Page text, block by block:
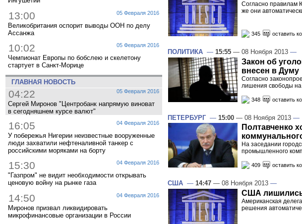
05 Февраля 2016
13:00
Великобритания оспорит выводы ООН по делу
Ассанжа
05 Февраля 2016
10:02
Чемпионат Европы по бобслею и скелетону
стартует в Санкт-Морице
ГЛАВНАЯ НОВОСТЬ
05 Февраля 2016
04:22
Сергей Миронов "Центробанк напрямую виноват
в сегодняшнем курсе валют"
04 Февраля 2016
16:05
У побережья Нигерии неизвестные вооруженные
люди захватили нефтеналивной танкер с
российскими моряками на борту
04 Февраля 2016
15:30
"Газпром" не видит необходимости открывать
ценовую войну на рынке газа
04 Февраля 2016
14:50
Миронов призвал ликвидировать
микрофинансовые организации в России
Согласно
же они
345 оставить
ПОЛИТИКА — 15:55 — 08 Ноября 2013 —
Закон об
внесен в Думу
Согласно
лишения свободы на
348 оставить
ПЕТЕРБУРГ — 15:00 — 08 Ноября 2013 —
Полтавченко
На заседании
промышленного
409 оставить
США — 14:47 — 08 Ноября 2013 —
США
Американская
решения